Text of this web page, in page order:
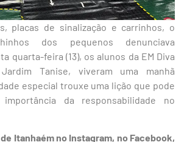
placas de sinalização e carrinhos, o
dos pequenos denunciava
quarta-feira (13), os alunos da EM Diva
Tanise, viveram uma manhã
especial trouxe uma lição que pode
da responsabilidade no
Itanhaém no Instagram, no Facebook,